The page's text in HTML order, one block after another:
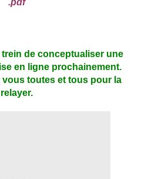
.pdf
de conceptualiser une
en ligne prochainement.
toutes et tous pour la
relayer.